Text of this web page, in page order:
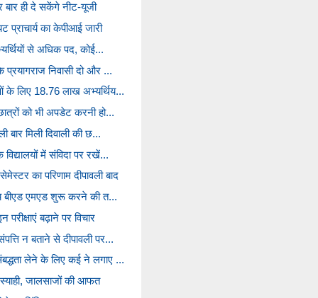
बार ही दे सकेंगे नीट-यूजी
प्राचार्य का केपीआई जारी
से अधिक पद, कोई...
प्रयागराज निवासी दो और ...
के लिए 18.76 लाख अभ्यर्थिय...
को भी अपडेट करनी हो...
बार मिली दिवाली की छ...
में संविदा पर रखें...
का परिणाम दीपावली बाद
बीएड एमएड शुरू करने की त...
बढ़ाने पर विचार
न बताने से दीपावली पर...
लेने के लिए कई ने लगाए ...
स्याही, जालसाजों की आफत